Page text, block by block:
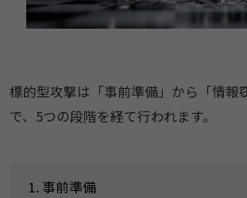
標的型攻撃は「事前準備」から「情報
で、5つの段階を経て行われます。​
事前準備​